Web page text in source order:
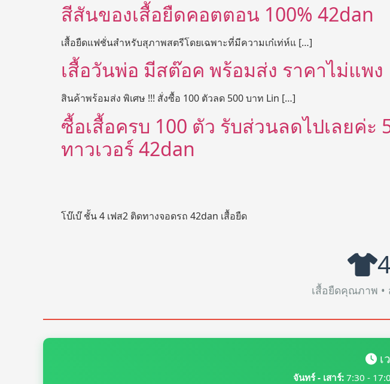
สีสันของเสื้อยืดคอตตอน 100% 42dan
เสื้อยืดแฟชั่นสำหรับสุภาพสตรีโดยเฉพาะที่มีความเก๋เท่ห์แ […]
เสื้อวันพ่อ มีสต๊อค พร้อมส่ง ราคาไม่แพง
สินค้าพร้อมส่ง พิเศษ !!! สั่งซื้อ 100 ตัวลด 500 บาท Lin […]
ซื้อเสื้อครบ 100 ตัว รับส่วนลดไปเลยค่ะ
ทาวเวอร์ 42dan
โบ๊เบ๊ ชั้น 4 เฟส2 ติดทางจอดรถ 42dan เสื้อยืด
เสื้อยืดคุณภาพ •
เ
จันทร์ - เสาร์: 7:30 -